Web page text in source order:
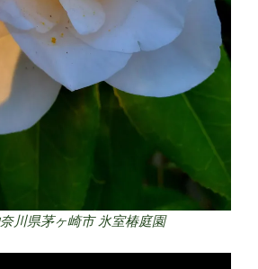
川県茅ヶ崎市 氷室椿庭園